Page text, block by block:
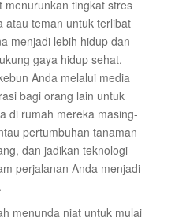
tingkat stres
atau teman untuk terlibat
menjadi lebih hidup dan
gaya hidup sehat.
Anda melalui media
bagi orang lain untuk
di rumah mereka masing-
pertumbuhan tanaman
dan jadikan teknologi
perjalanan Anda menjadi
menunda niat untuk mulai